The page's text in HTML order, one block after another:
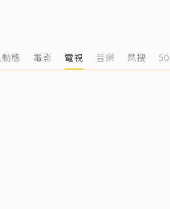
態 電影 電視 音樂 熱搜